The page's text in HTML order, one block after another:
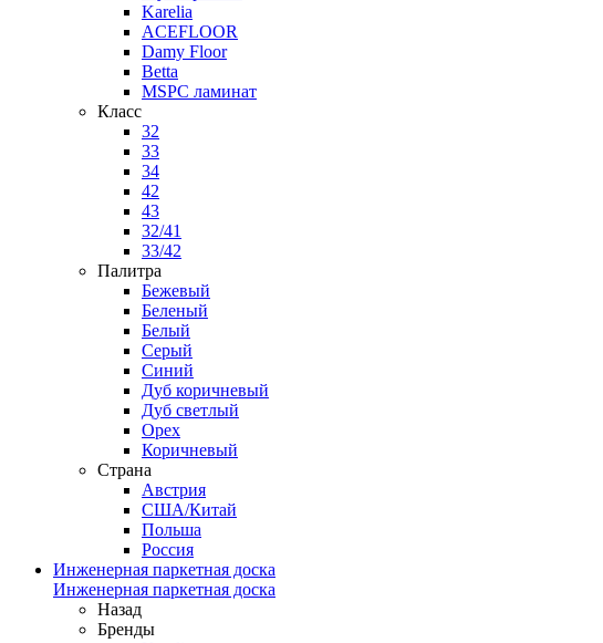
Karelia
ACEFLOOR
Damy Floor
Betta
MSPC ламинат
Класс
32
33
34
42
43
32/41
33/42
Палитра
Бежевый
Беленый
Белый
Серый
Синий
Дуб коричневый
Дуб светлый
Орех
Коричневый
Страна
Австрия
США/Китай
Польша
Россия
Инженерная паркетная доска
Инженерная паркетная доска
Назад
Бренды